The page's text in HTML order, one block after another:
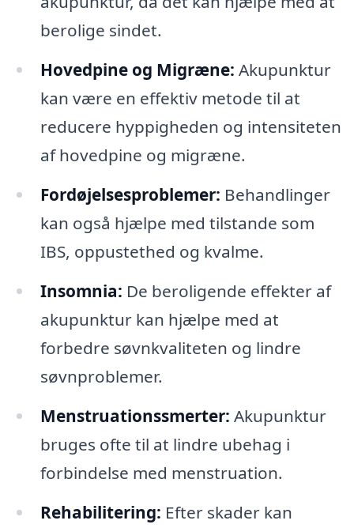
berolige sindet.
Hovedpine og Migræne: Akupunktur
kan være en effektiv metode til at
reducere hyppigheden og intensiteten
af hovedpine og migræne.
Fordøjelsesproblemer: Behandlinger
kan også hjælpe med tilstande som
IBS, oppustethed og kvalme.
Insomnia: De beroligende effekter af
akupunktur kan hjælpe med at
forbedre søvnkvaliteten og lindre
søvnproblemer.
Menstruationssmerter: Akupunktur
bruges ofte til at lindre ubehag i
forbindelse med menstruation.
Rehabilitering: Efter skader kan